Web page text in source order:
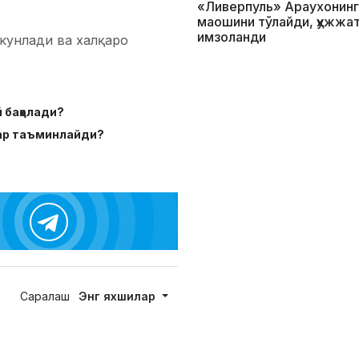
ва халқаро
таъминлайди?
Саралаш Энг яхшилар
«Ливерпуль»
маошини тўлайди,
имзоланди